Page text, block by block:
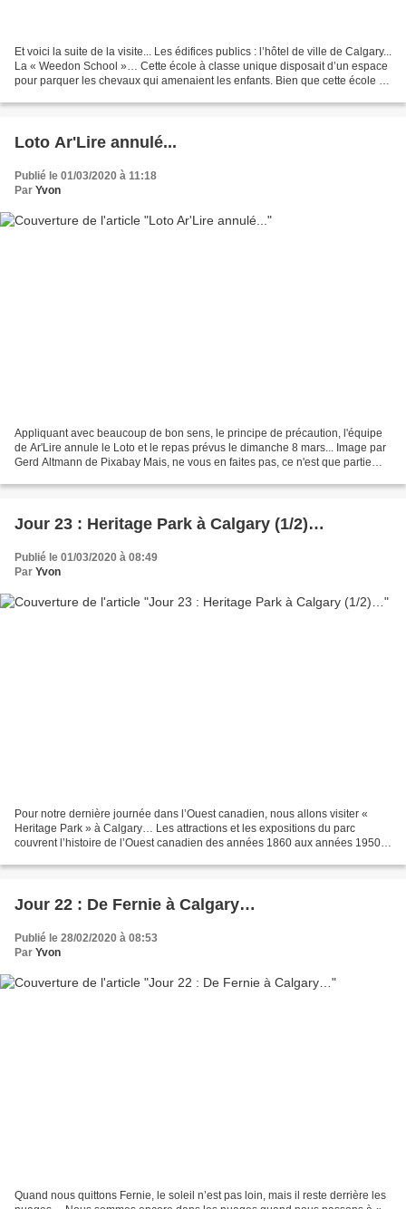
Et voici la suite de la visite... Les édifices publics : l’hôtel de ville de Calgary...
La « Weedon School »… Cette école à classe unique disposait d’un espace
pour parquer les chevaux qui amenaient les enfants. Bien que cette école ait
Loto Ar'Lire annulé...
Publié le 01/03/2020 à 11:18
Par Yvon
Appliquant avec beaucoup de bon sens, le principe de précaution, l'équipe
de Ar'Lire annule le Loto et le repas prévus le dimanche 8 mars... Image par
Gerd Altmann de Pixabay Mais, ne vous en faites pas, ce n'est que partie
Jour 23 : Heritage Park à Calgary (1/2)…
Publié le 01/03/2020 à 08:49
Par Yvon
Pour notre dernière journée dans l’Ouest canadien, nous allons visiter «
Heritage Park » à Calgary… Les attractions et les expositions du parc
couvrent l’histoire de l’Ouest canadien des années 1860 aux années 1950.
Jour 22 : De Fernie à Calgary…
Publié le 28/02/2020 à 08:53
Par Yvon
Quand nous quittons Fernie, le soleil n’est pas loin, mais il reste derrière les